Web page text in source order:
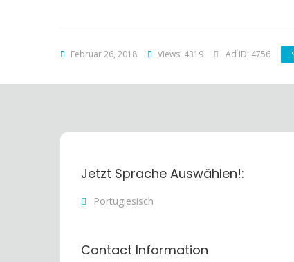
Februar 26, 2018 Views: 4319 Ad ID: 4756
Jetzt Sprache Auswählen!:
Portugiesisch
Contact Information